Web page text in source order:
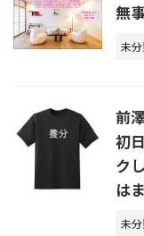
無
未
前
初
ク
は
未